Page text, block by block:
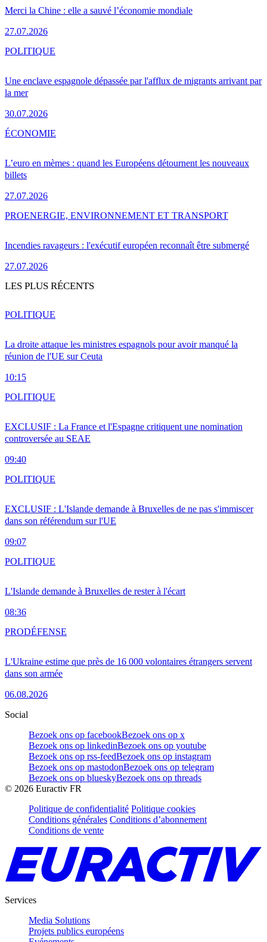
Merci la Chine : elle a sauvé l’économie mondiale
27.07.2026
Une enclave espagnole dépassée par l'afflux de migrants arrivant par
la mer
30.07.2026
POLITIQUE
L’euro en mèmes : quand les Européens détournent les nouveaux
billets
27.07.2026
ÉCONOMIE
Incendies ravageurs : l'exécutif européen reconnaît être submergé
27.07.2026
PROENERGIE, ENVIRONNEMENT ET TRANSPORT
LES PLUS RÉCENTS
La droite attaque les ministres espagnols pour avoir manqué la
réunion de l'UE sur Ceuta
10:15
POLITIQUE
EXCLUSIF : La France et l'Espagne critiquent une nomination
controversée au SEAE
09:40
POLITIQUE
EXCLUSIF : L'Islande demande à Bruxelles de ne pas s'immiscer
dans son référendum sur l'UE
09:07
POLITIQUE
L'Islande demande à Bruxelles de rester à l'écart
08:36
POLITIQUE
L'Ukraine estime que près de 16 000 volontaires étrangers servent
dans son armée
06.08.2026
PRODÉFENSE
Social
Bezoek ons op facebookBezoek ons op x
Bezoek ons op linkedinBezoek ons op youtube
Bezoek ons op rss-feedBezoek ons op instagram
Bezoek ons op mastodonBezoek ons op telegram
Bezoek ons op blueskyBezoek ons op threads
© 2026 Euractiv FR
Politique de confidentialité Politique cookies
Conditions générales Conditions d’abonnement
Conditions de vente
Services
Media Solutions
Projets publics européens